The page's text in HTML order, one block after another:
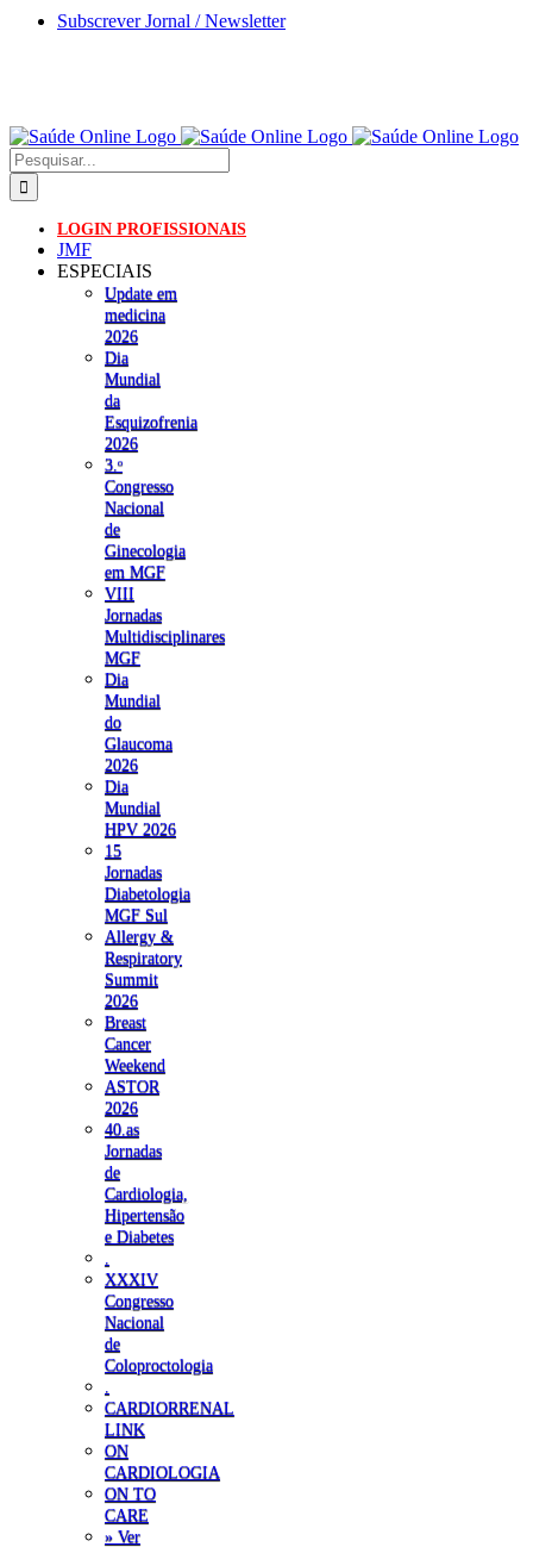
Skip
Subscrever Jornal / Newsletter
Pesquisar
LOGIN PROFISSIONAIS
JMF
ESPECIAIS
Update em
medicina
2026
Dia
Mundial
da
Esquizofrenia
2026
3.ᵒ
Congresso
Nacional
de
Ginecologia
em MGF
VIII
Jornadas
Multidisciplinares
MGF
Dia
Mundial
do
Glaucoma
2026
Dia
Mundial
HPV 2026
15
Jornadas
Diabetologia
MGF Sul
Allergy &
Respiratory
Summit
2026
Breast
Cancer
Weekend
ASTOR
2026
40.as
Jornadas
de
Cardiologia,
Hipertensão
e Diabetes
XXXIV
Congresso
Nacional
de
Coloproctologia
CARDIORRENAL
LINK
ON
CARDIOLOGIA
ON TO
CARE
» Ver